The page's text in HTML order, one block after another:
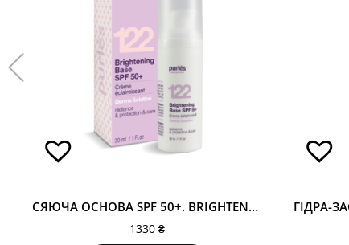
СЯЮЧА ОСНОВА SPF 50+. BRIGHTENING BASE SPF 50+ 122
1330 ₴